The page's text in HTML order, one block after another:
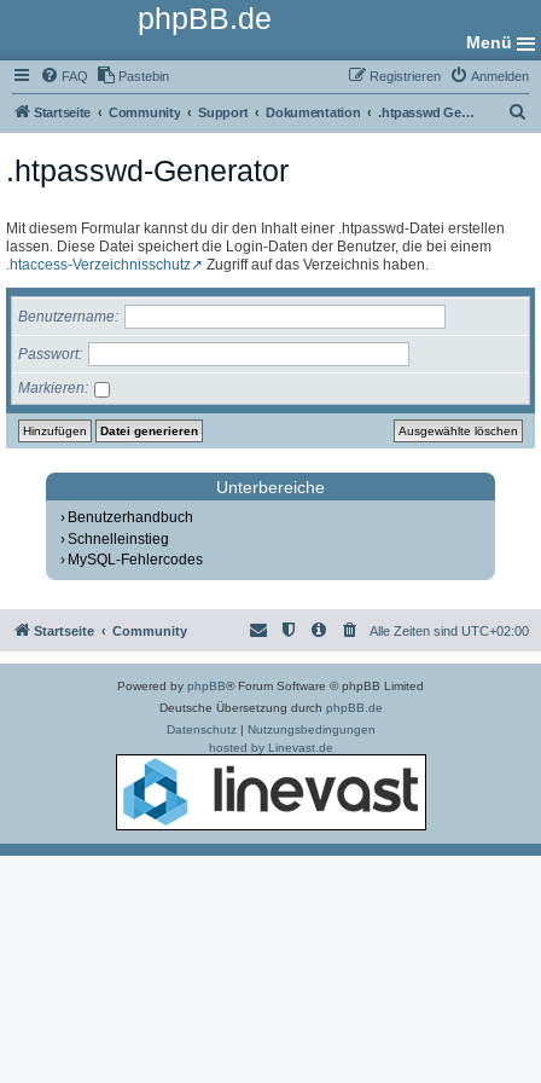
phpBB.de
Menü
FAQ Pastebin Anmelden
Registrieren
Startseite Community Support Dokumentation .htpasswd Generator
.htpasswd-Generator
Mit diesem Formular kannst du dir den Inhalt einer .htpasswd-Datei erstellen
lassen. Diese Datei speichert die Login-Daten der Benutzer, die bei einem
.htaccess-Verzeichnisschutz
Zugriff auf das Verzeichnis haben.
Benutzername
Passwort
Markieren
Unterbereiche
Benutzerhandbuch
Schnelleinstieg
MySQL-Fehlercodes
Startseite Community Alle Zeiten sind UTC+02:00
Powered by phpBB® Forum Software © phpBB Limited
Deutsche Übersetzung durch phpBB.de
Datenschutz|
Nutzungsbedingungen
hosted by Linevast.de